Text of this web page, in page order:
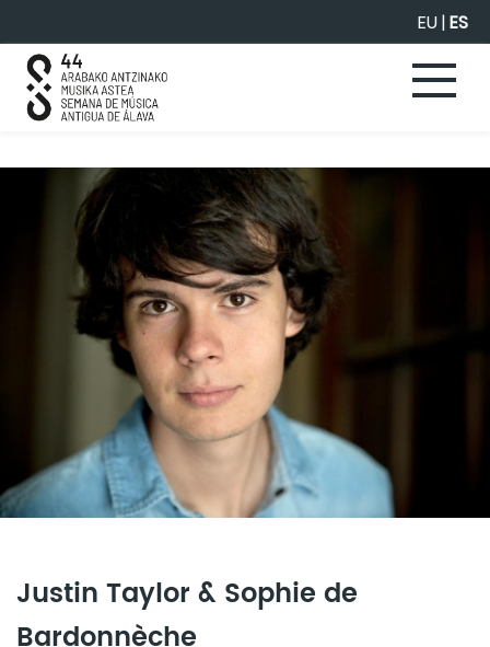
EU|ES
Justin Taylor & Sophie de